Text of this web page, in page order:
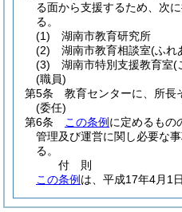
る面から支援するため、次
る。
(1)
湖南市教育研究所
(2)
湖南市教育相談室(ふれ
(3)
湖南市特別支援教育室(
(職員)
第5条
教育センターに、所長
(委任)
第6条
この条例 に定めるもの
管理及び運営に関し必要な
る。
付 則
この条例 は、平成17年4月1